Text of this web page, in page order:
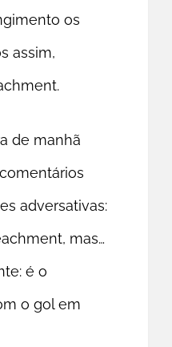
os
assim,
de manhã
adversativas:
mas…
é o
o gol em